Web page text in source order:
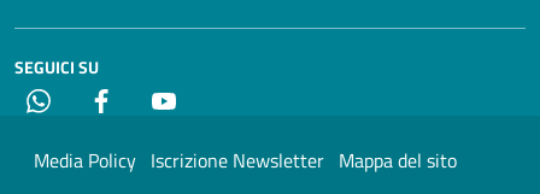
SEGUICI SU
Whatsapp Facebook
Media Policy Iscrizione Newsletter Mappa del sito